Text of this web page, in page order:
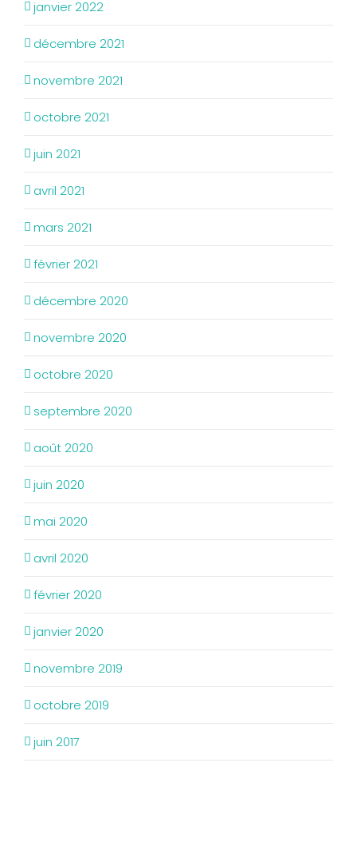
janvier 2022
décembre 2021
novembre 2021
octobre 2021
juin 2021
avril 2021
mars 2021
février 2021
décembre 2020
novembre 2020
octobre 2020
septembre 2020
août 2020
juin 2020
mai 2020
avril 2020
février 2020
janvier 2020
novembre 2019
octobre 2019
juin 2017